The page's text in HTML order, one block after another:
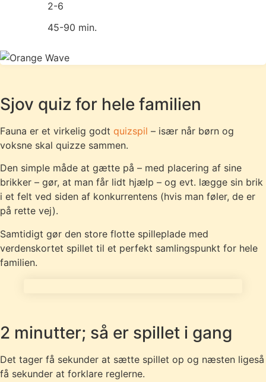
2-6
45-90 min.
Sjov quiz for hele familien
Fauna er et virkelig godt quizspil – især når børn og
voksne skal quizze sammen.
Den simple måde at gætte på – med placering af sine
brikker – gør, at man får lidt hjælp – og evt. lægge sin brik
i et felt ved siden af konkurrentens (hvis man føler, de er
på rette vej).
Samtidigt gør den store flotte spilleplade med
verdenskortet spillet til et perfekt samlingspunkt for hele
familien.
2 minutter; så er spillet i gang
Det tager få sekunder at sætte spillet op og næsten ligeså
få sekunder at forklare reglerne.